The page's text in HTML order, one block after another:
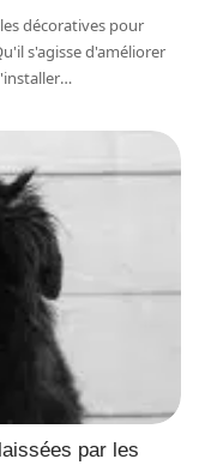
décoratives pour
s'agisse d'améliorer
…
par les